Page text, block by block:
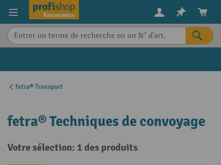
content
fetra® Transport
fetra® Techniques de convoyage
Votre sélection: 1 des produits